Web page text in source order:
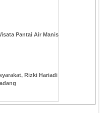
Pantai Air Manis
Rizki Hariadi